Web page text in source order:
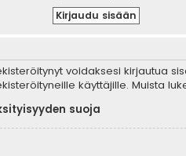
voidaksesi kirjautua
käyttäjille. Muista
suoja